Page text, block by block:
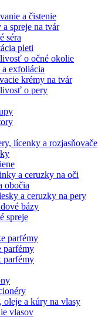
a čistenie
a spreje na tvár
séra
pleti
o očné okolie
exfoliácia
krémy na tvár
o pery
lícenky a rozjasňovače
a ceruzky na oči
obočia
a ceruzky na pery
bázy
spreje
parfémy
parfémy
parfémy
oleje a kúry na vlasy
vlasov